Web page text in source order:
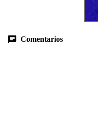
Comentarios